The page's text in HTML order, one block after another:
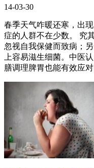
14-03-30
春季天气咋暖还寒，出
症的人群不在少数。 究
忽视自我保健而致病；
上容易滋生细菌。中医
膳调理脾胃也能有效应